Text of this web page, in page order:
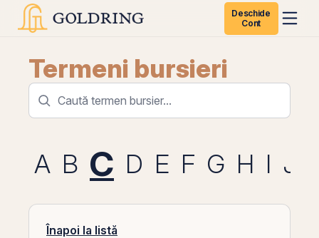
Deschide
Cont
Termeni bursieri
A B C D E F G H I J
Înapoi la listă